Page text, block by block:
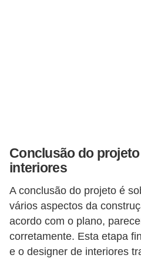
Conclusão do
interiores
A conclusão do projeto é
vários aspectos da
acordo com o plano,
corretamente. Esta etapa
e o designer de interiores